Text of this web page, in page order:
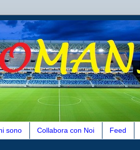
sono Collabora con Noi Feed